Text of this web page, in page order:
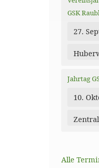
GSK
27.
Jahrtag
10.
Alle